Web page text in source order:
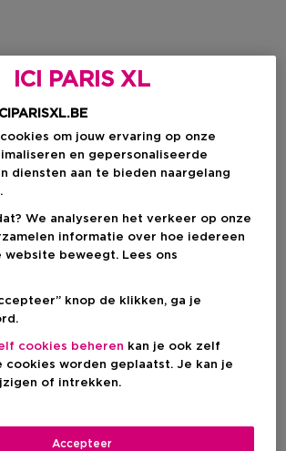
ICI PARIS XL
om jouw ervaring op onze
en gepersonaliseerde
diensten aan te bieden naargelang
We analyseren het verkeer op onze
informatie over hoe iedereen
website beweegt. Lees ons
knop de klikken, ga je
cookies beheren kan je ook zelf
cookies worden geplaatst. Je kan je
of intrekken.
Accepteer